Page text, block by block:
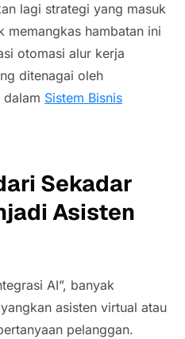
lagi strategi yang masuk
memangkas hambatan ini
otomasi alur kerja
ditenagai oleh
dalam Sistem Bisnis
Sekadar
Asisten
AI”, banyak
asisten virtual atau
pelanggan.